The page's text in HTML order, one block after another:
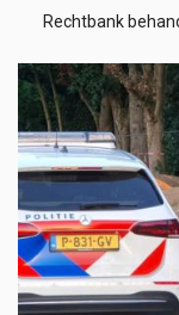
Rechtbank